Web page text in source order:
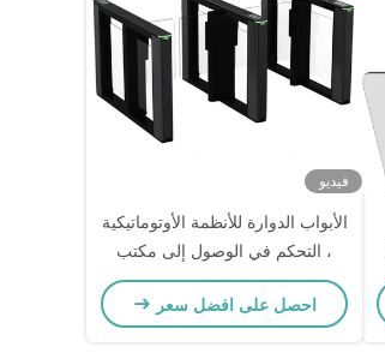
فيديو
الأبواب الدوارة للأنظمة الأوتوماتيكية
، التحكم في الوصول إلى مكتب
الباب الدوار 1500 * 120 * 980 مم
احصل على افضل سعر